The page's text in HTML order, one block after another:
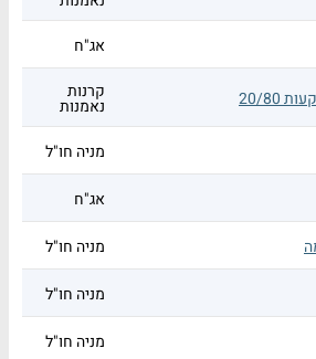
אג"ח
80 קרנות
נאמנות
מניה חו"ל
אג"ח
מניה חו"ל
מניה חו"ל
מניה חו"ל